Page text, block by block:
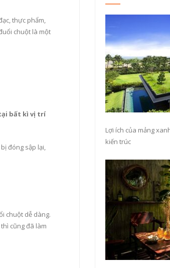
thực phẩm,
chuột là một
bất kì vị trí
đóng sập lại,
chuột dễ dàng.
cũng đã làm
Lợi ích của mảng
kiến trúc